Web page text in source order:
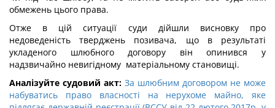
обмежень цього права.
Отже в цій ситуації суди дійшли висновку про
недоведеність тверджень позивача, що в результаті
укладеного шлюбного договору він опинився у
надзвичайно невигідному матеріальному становищі.
Аналізуйте судовий акт: За шлюбним договором не може
набуватись право власності на нерухоме майно, яке